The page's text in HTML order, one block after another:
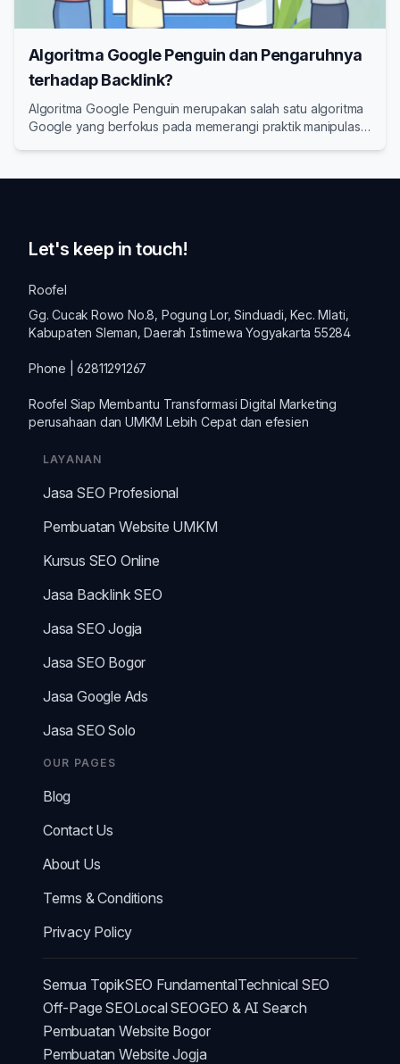
Algoritma Google Penguin dan Pengaruhnya
terhadap Backlink?
Algoritma Google Penguin merupakan salah satu algoritma
Google yang berfokus pada memerangi praktik manipulasi
Let's keep in touch!
Roofel
Gg. Cucak Rowo No.8, Pogung Lor, Sinduadi, Kec. Mlati,
Kabupaten Sleman, Daerah Istimewa Yogyakarta 55284
Phone | 62811291267
Roofel Siap Membantu TransformasiDigital Marketing
perusahaan danUMKM Lebih Cepat dan efesien
LAYANAN
Jasa SEO Profesional
Pembuatan Website UMKM
Kursus SEO Online
Jasa Backlink SEO
Jasa SEO Jogja
Jasa SEO Bogor
Jasa Google Ads
Jasa SEO Solo
OUR PAGES
Blog
Contact Us
About Us
Terms & Conditions
Privacy Policy
Semua TopikSEO FundamentalTechnical SEO
Off-Page SEOLocal SEOGEO & AI Search
Pembuatan Website Bogor
Pembuatan Website Jogja